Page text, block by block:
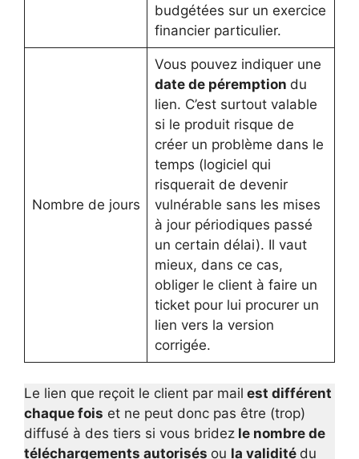
budgétées sur un exercice
financier particulier.
Nombre de jours
Vous pouvez indiquer une
date de péremption du
lien. C’est surtout valable
si le produit risque de
créer un problème dans le
temps (logiciel qui
risquerait de devenir
vulnérable sans les mises
à jour périodiques passé
un certain délai). Il vaut
mieux, dans ce cas,
obliger le client à faire un
ticket pour lui procurer un
lien vers la version
corrigée.
Le lien que reçoit le client par mail est différent
chaque fois et ne peut donc pas être (trop)
diffusé à des tiers si vous bridez le nombre de
téléchargements autorisés ou la validité du